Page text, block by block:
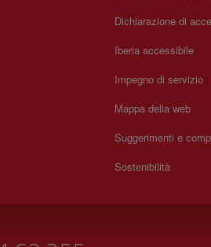
Dichiarazione di
Iberia accessibile
Impegno di servizio
Mappa della web
Suggerimenti e
Sostenibilità